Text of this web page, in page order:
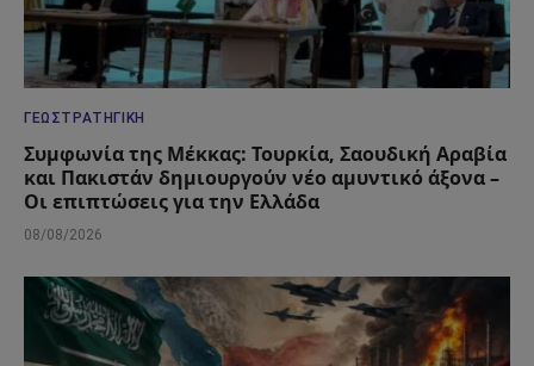
ΓΕΩΣΤΡΑΤΗΓΙΚΉ
Συμφωνία της Μέκκας: Τουρκία, Σαουδική Αραβία
και Πακιστάν δημιουργούν νέο αμυντικό άξονα –
Οι επιπτώσεις για την Ελλάδα
08/08/2026